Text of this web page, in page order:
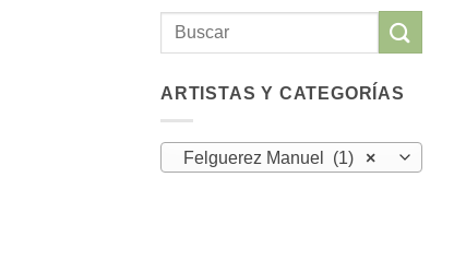
Buscar
ARTISTAS Y CATEGORÍAS
×
Felguerez Manuel (1)